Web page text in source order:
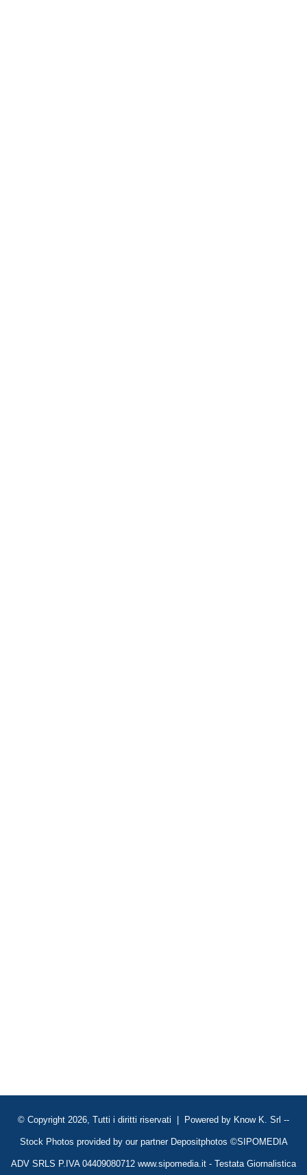
© Copyright 2026, Tutti i diritti riservati | Powered by Know K. Srl --
Stock Photos provided by our partner Depositphotos ©SIPOMEDIA
ADV SRLS P.IVA 04409080712 www.sipomedia.it - Testata Giornalistica